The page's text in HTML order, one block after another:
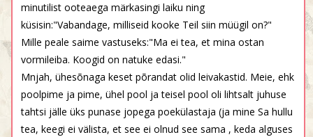
minutilist ooteaega märkasingi laiku ning
küsisin:"Vabandage, milliseid kooke Teil siin müügil on?"
Mille peale saime vastuseks:"Ma ei tea, et mina ostan
vormileiba. Koogid on natuke edasi."
Mnjah, ühesõnaga keset põrandat olid leivakastid. Meie, ehk
poolpime ja pime, ühel pool ja teisel pool oli lihtsalt juhuse
tahtsi jälle üks punase jopega poekülastaja (ja mine Sa hullu
tea, keegi ei välista, et see ei olnud see sama , keda alguses